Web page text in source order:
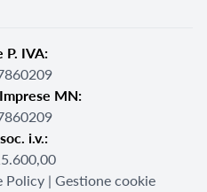
P. IVA:
MN:
i.v.:
Policy | Gestione cookie